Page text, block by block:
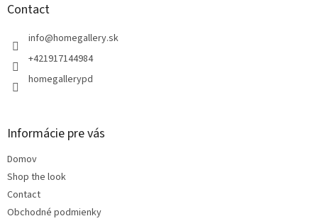
Contact
info@homegallery.sk
+421917144984
homegallerypd
Informácie pre vás
Domov
Shop the look
Contact
Obchodné podmienky